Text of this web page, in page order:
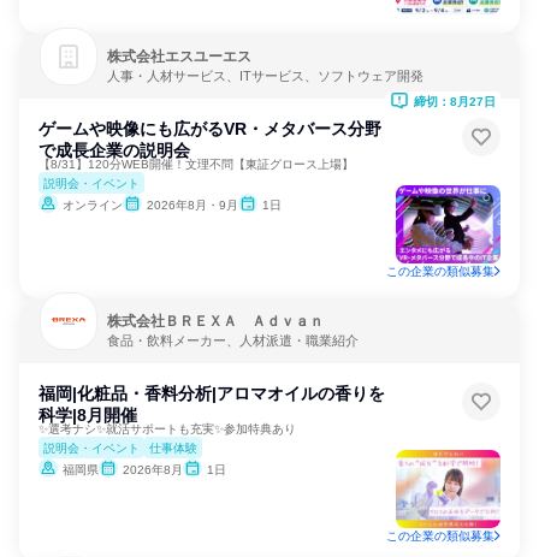
株式会社エスユーエス
人事・人材サービス、ITサービス、ソフトウェア開発
ゲームや映像にも広がるVR・メタバース分野
で成長企業の説明会
【8/31】120分WEB開催！文理不問【東証グロース上場】
説明会・イベント
オンライン
2026年8月・9月 1日
締切：8月27日
この企業の類似募集
株式会社ＢＲＥＸＡ Ａｄｖａｎ
食品・飲料メーカー、人材派遣・職業紹介
福岡|化粧品・香料分析|アロマオイルの香りを
科学|8月開催
✨選考ナシ✨就活サポートも充実✨参加特典あり
説明会・イベント
仕事体験
福岡県
2026年8月 1日
この企業の類似募集